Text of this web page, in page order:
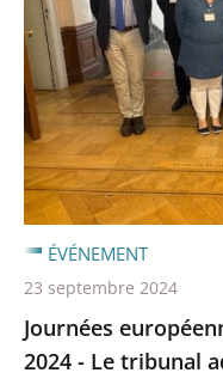
Journées
2024 - Le tribunal
ÉVÉNEMENT
23 septembre 2024